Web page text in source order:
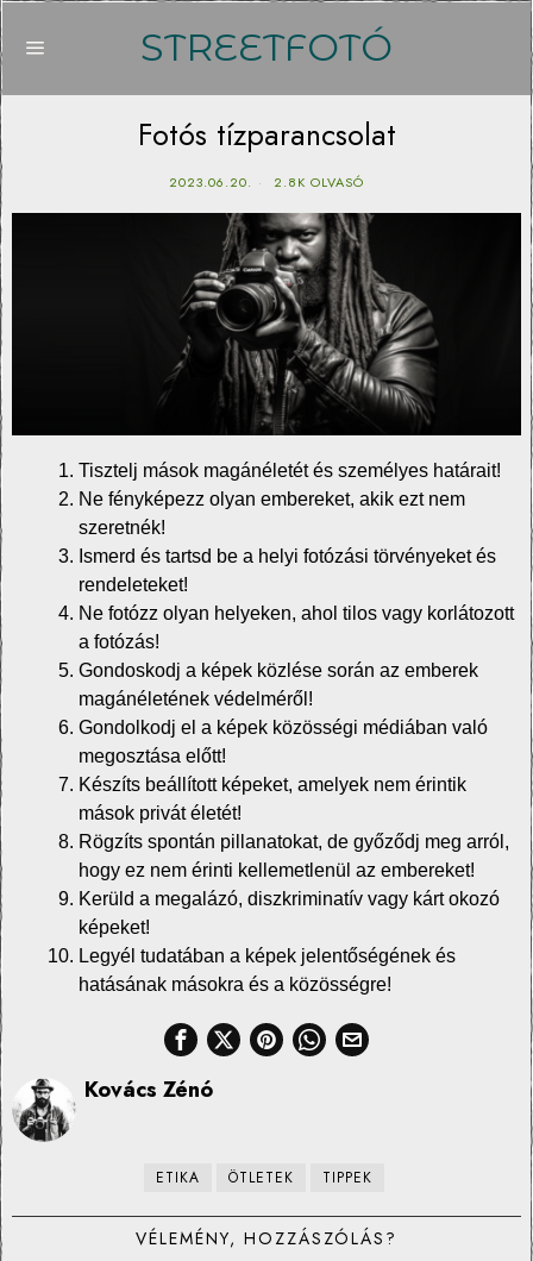
STREETFOTÓ
Fotós tízparancsolat
2023.06.20. 2.8K OLVASÓ
Tisztelj mások magánéletét és személyes határait!
Ne fényképezz olyan embereket, akik ezt nem
szeretnék!
Ismerd és tartsd be a helyi fotózási törvényeket és
rendeleteket!
Ne fotózz olyan helyeken, ahol tilos vagy korlátozott
a fotózás!
Gondoskodj a képek közlése során az emberek
magánéletének védelméről!
Gondolkodj el a képek közösségi médiában való
megosztása előtt!
Készíts beállított képeket, amelyek nem érintik
mások privát életét!
Rögzíts spontán pillanatokat, de győződj meg arról,
hogy ez nem érinti kellemetlenül az embereket!
Kerüld a megalázó, diszkriminatív vagy kárt okozó
képeket!
Legyél tudatában a képek jelentőségének és
hatásának másokra és a közösségre!
Kovács Zénó
ETIKA ÖTLETEK TIPPEK
VÉLEMÉNY, HOZZÁSZÓLÁS?